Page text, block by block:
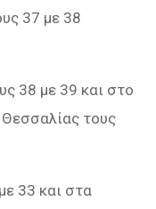
37 με 38
38 με 39 και στο
τους
33 και στα